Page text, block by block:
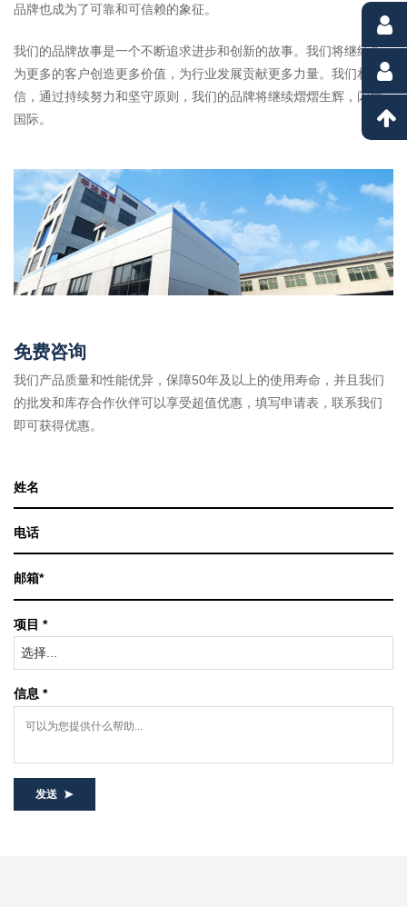
品牌也成为了可靠和可信赖的象征。
我们的品牌故事是一个不断追求进步和创新的故事。我们将继续为
为更多的客户创造更多价值，为行业发展贡献更多力量。我们相
信，通过持续努力和坚守原则，我们的品牌将继续熠熠生辉，闪耀
国际。
免费咨询
我们产品质量和性能优异，保障50年及以上的使用寿命，并且我们
的批发和库存合作伙伴可以享受超值优惠，填写申请表，联系我们
即可获得优惠。
项目 *
选择...
信息 *
发送